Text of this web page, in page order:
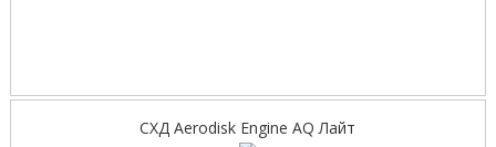
СХД Aerodisk Engine AQ Лайт